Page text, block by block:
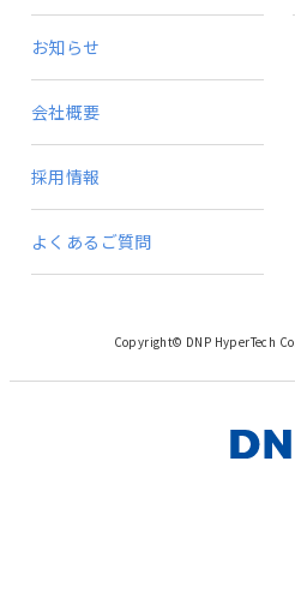
お知らせ
会社概要
採用情報
よくあるご質問
Copyright© DNP HyperTech